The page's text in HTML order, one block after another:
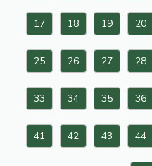
17 18 19 20
25 26 27 28
33 34 35 36
41 42 43 44